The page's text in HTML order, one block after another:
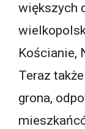
większych
Kościanie,
Teraz
grona,